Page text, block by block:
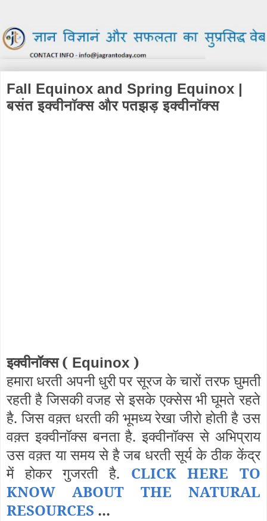
Fall Equinox and Spring Equinox |
बसंत इक्वीनॉक्स और पतझड़ इक्वीनॉक्स
इक्वीनॉक्स ( Equinox )
हमारा धरती अपनी धुरी पर सूरज के चारों तरफ घुमती
रहती है जिसकी वजह से इसके एक्सेस भी घूमते रहते
है. जिस वक़्त धरती की भूमध्य रेखा जीरो होती है उस
वक़्त इक्वीनॉक्स बनता है. इक्वीनॉक्स से अभिप्राय
उस वक़्त या समय से है जब धरती सूर्य के ठीक केंद्र
में होकर गुजरती है. CLICK HERE TO
KNOW ABOUT THE NATURAL
RESOURCES ...